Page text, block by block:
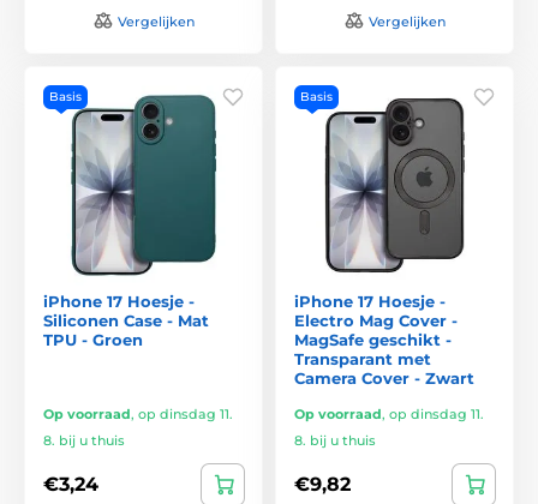
Vergelijken Vergelijken
Basis
iPhone 17 Hoesje -
Siliconen Case - Mat
TPU - Groen
Op voorraad, op dinsdag 11.
8. bij u thuis
€3,24
Basis
iPhone 17 Hoesje -
Electro Mag Cover -
MagSafe geschikt -
Transparant met
Camera Cover - Zwart
Op voorraad, op dinsdag 11.
8. bij u thuis
€9,82